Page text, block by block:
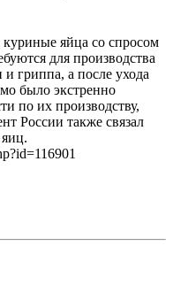
яйца со спросом
для производства
гриппа, а после ухода
было экстренно
по их производству,
России также связал